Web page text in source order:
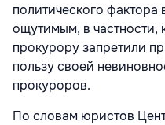
политического фактора
ощутимым, в частности,
прокурору запретили
пользу своей
прокуроров.
По словам юристов